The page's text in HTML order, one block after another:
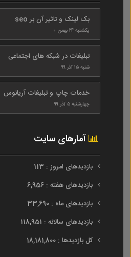
بک لینک و تاثیر آن بر seo
یکشنبه ۲۴ بهمن ۰
تبلیغات در شبکه های اجتماعی
شنبه ۱۵ آذر ۹۹
خدمات چاپ و تبلیغات آریانوس
چهارشنبه ۵ آذر ۹۹
آمارهای سایت
بازدیدهای امروز : 113
بازدیدهای هفته : 6,956
بازدیدهای ماه : 33,690
بازدیدهای سالانه : 118,951
کل بازدیدها : 18,181,800